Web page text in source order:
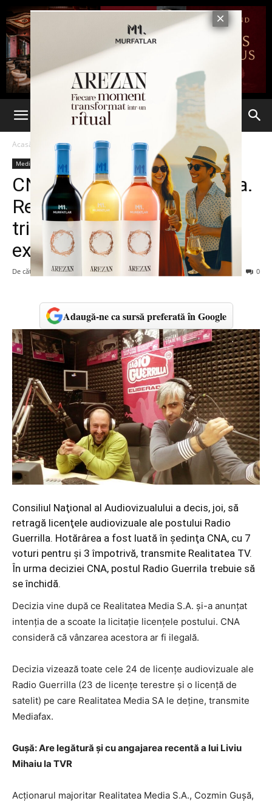
Acasă Media
Media
CNA a închis Radio Guerrilla.
Remus Cernea: O zi foarte
tristă pentru libertatea de
expresie în România
De către 19 septembrie 2013 0
Adaugă-ne ca sursă preferată în Google
Consiliul Naţional al Audiovizualului a decis, joi, să
retragă licenţele audiovizuale ale postului Radio
Guerrilla. Hotărârea a fost luată în şedinţa CNA, cu 7
voturi pentru şi 3 împotrivă, transmite Realitatea TV.
În urma deciziei CNA, postul Radio Guerrila trebuie să
se închidă.
Decizia vine după ce Realitatea Media S.A. şi-a anunţat
intenţia de a scoate la licitaţie licenţele postului. CNA
consideră că vânzarea acestora ar fi ilegală.
Decizia vizează toate cele 24 de licenţe audiovizuale ale
Radio Guerrilla (23 de licenţe terestre şi o licenţă de
satelit) pe care Realitatea Media SA le deţine, transmite
Mediafax.
Gușă: Are legătură şi cu angajarea recentă a lui Liviu
Mihaiu la TVR
Acţionarul majoritar Realitatea Media S.A., Cozmin Gușă,